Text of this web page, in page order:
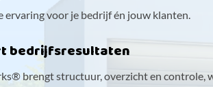
ervaring voor je bedrijf én jouw klanten.
bedrijfsresultaten
brengt structuur, overzicht en controle,